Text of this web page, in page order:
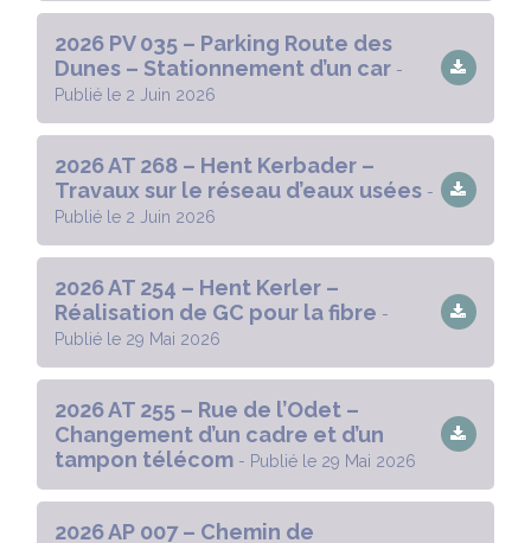
2026 PV 035 – Parking Route des
Dunes – Stationnement d’un car -
Publié le 2 Juin 2026
2026 AT 268 – Hent Kerbader –
Travaux sur le réseau d’eaux usées -
Publié le 2 Juin 2026
2026 AT 254 – Hent Kerler –
Réalisation de GC pour la fibre -
Publié le 29 Mai 2026
2026 AT 255 – Rue de l’Odet –
Changement d’un cadre et d’un
tampon télécom - Publié le 29 Mai 2026
2026 AP 007 – Chemin de